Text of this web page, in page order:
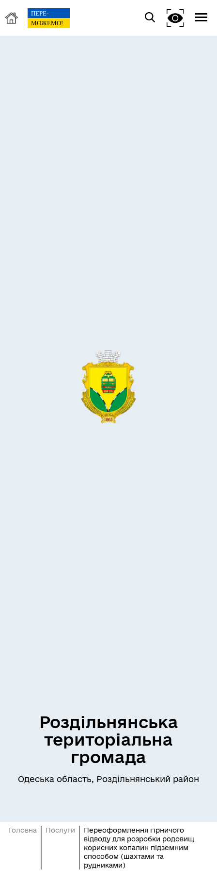
Роздільнянська
територіальна
громада
Одеська область, Роздільнянський район
Головна Послуги
Переоформлення гірничого
відводу для розробки родовищ
корисних копалин підземним
способом (шахтами та
рудниками)